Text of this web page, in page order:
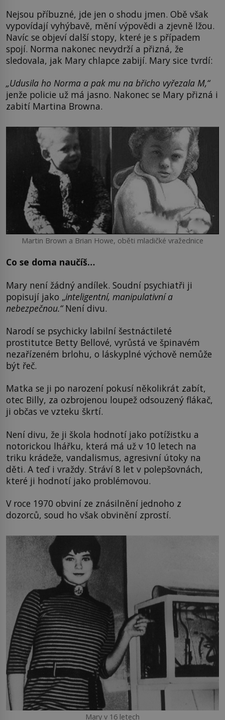
Nejsou příbuzné, jde jen o shodu jmen. Obě však
vypovídají vyhýbavě, mění výpovědi a zjevně lžou.
Navíc se objeví další stopy, které je s případem
spojí. Norma nakonec nevydrží a přizná, že
sledovala, jak Mary chlapce zabijí. Mary sice tvrdí:
„Udusila ho Norma a pak mu na břicho vyřezala M,“
jenže policie už má jasno. Nakonec se Mary přizná i
zabití Martina Browna.
Martin Brown a Brian Howe, oběti mladičké vražednice
Co se doma naučíš…
Mary není žádný andílek. Soudní psychiatři ji
popisují jako „inteligentní, manipulativní a
nebezpečnou.“Není divu.
Narodí se psychicky labilní šestnáctileté
prostitutce Betty Bellové, vyrůstá ve špinavém
nezařízeném brlohu, o láskyplné výchově nemůže
být řeč.
Matka se ji po narození pokusí několikrát zabít,
otec Billy, za ozbrojenou loupež odsouzený flákač,
ji občas ve vzteku škrtí.
Není divu, že ji škola hodnotí jako potížistku a
notorickou lhářku, která má už v 10 letech na
triku krádeže, vandalismus, agresivní útoky na
děti. A teď i vraždy. Stráví 8 let v polepšovnách,
které ji hodnotí jako problémovou.
V roce 1970 obviní ze znásilnění jednoho z
dozorců, soud ho však obvinění zprostí.
Mary v 16 letech